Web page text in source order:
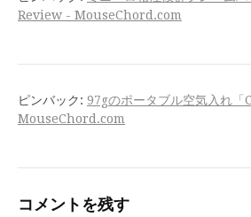
Review - MouseChord.com
ピンバック: 97gのポータブル空気入れ「
MouseChord.com
コメントを残す